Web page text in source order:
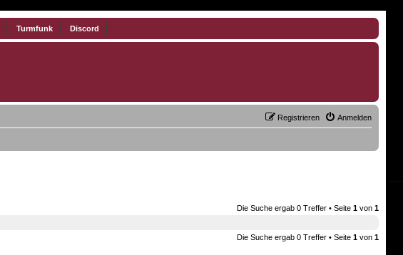
Turmfunk Discord
Anmelden
Registrieren
Die Suche ergab 0 Treffer • Seite1 von1
Die Suche ergab 0 Treffer • Seite1 von1